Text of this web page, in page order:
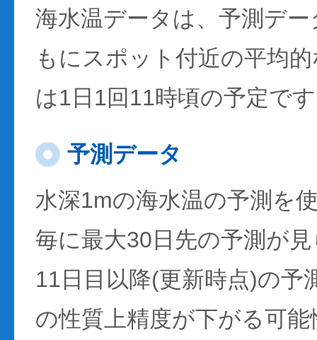
海水温データは、予測デ
もにスポット付近の平均
は1日1回11時頃の予定で
予測データ
水深1mの海水温の予測を
毎に最大30日先の予測が
11日目以降(更新時点)の予
の性質上精度が下がる可